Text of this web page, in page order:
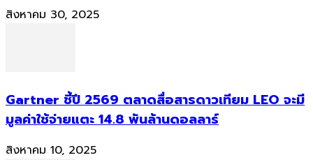
สิงหาคม 30, 2025
Gartner ชี้ปี 2569 ตลาดสื่อสารดาวเทียม LEO จะมี
มูลค่าใช้จ่ายแตะ 14.8 พันล้านดอลลาร์
สิงหาคม 10, 2025